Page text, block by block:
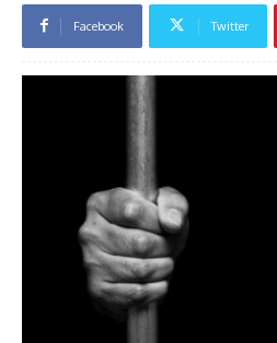
Facebook Twitter